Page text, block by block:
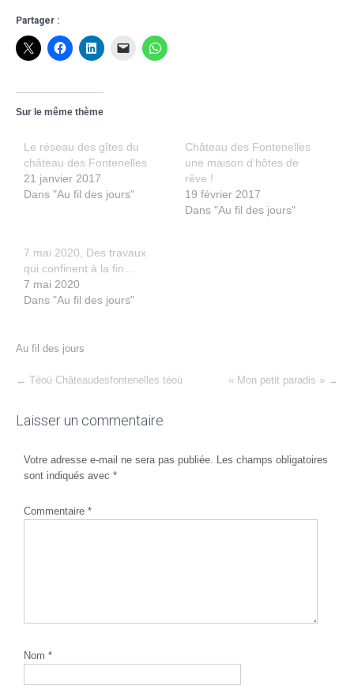
Partager :
Sur le même thème
Le réseau des gîtes du
château des Fontenelles
21 janvier 2017
Dans "Au fil des jours"
Château des Fontenelles
une maison d’hôtes de
rêve !
19 février 2017
Dans "Au fil des jours"
7 mai 2020, Des travaux
qui confinent à la fin…
7 mai 2020
Dans "Au fil des jours"
Au fil des jours
Post
← Téoù Châteaudesfontenelles téoù « Mon petit paradis » →
Laisser un commentaire
Votre adresse e-mail ne sera pas publiée. Les champs obligatoires
sont indiqués avec *
Commentaire *
Nom *